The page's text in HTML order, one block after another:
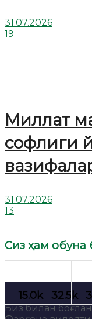
31.07.2026
19
Миллат
софлиги
31.07.2026
13
Сиз ҳам обуна
Биз билан